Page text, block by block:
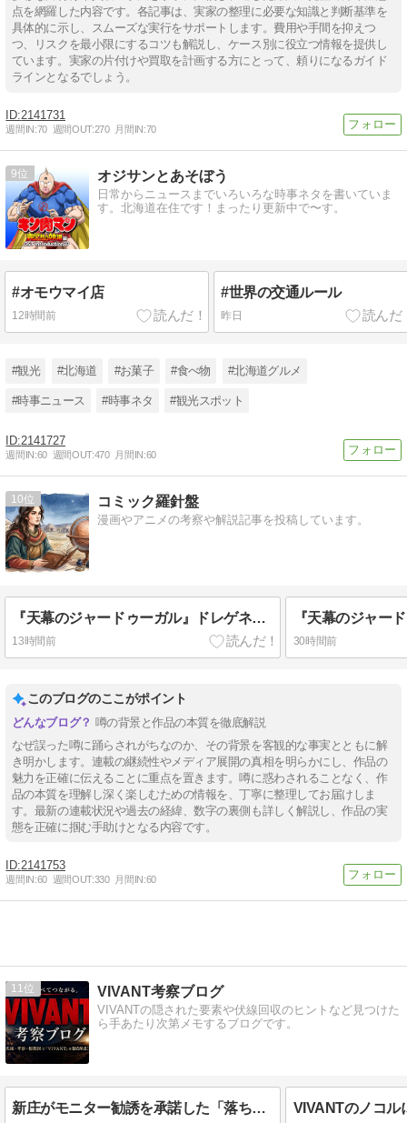
点を網羅した内容です。各記事は、実家の整理に必要な知識と判断基準を
具体的に示し、スムーズな実行をサポートします。費用や手間を抑えつ
つ、リスクを最小限にするコツも解説し、ケース別に役立つ情報を提供し
ています。実家の片付けや買取を計画する方にとって、頼りになるガイド
ラインとなるでしょう。
2141731
週間IN:70 週間OUT:270 月間IN:70
9 オジサンとあそぼう
日常からニュースまでいろいろな時事ネタを書いていま
す。北海道在住です！まったり更新中で〜す。
#オモウマイ店
12時間前
#世界の交通ルール
昨日
#観光 #北海道 #お菓子 #食べ物 #北海道グルメ
#時事ニュース #時事ネタ #観光スポット
2141727
週間IN:60 週間OUT:470 月間IN:60
10 コミック羅針盤
漫画やアニメの考察や解説記事を投稿しています。
​『天幕のジャードゥーガル』ドレゲネの壮絶な過去と生い立ちを解説！シタラと「嵐」を起こす共闘の絆と史実の結末
13時間前 30時間前
このブログのここがポイント
噂の背景と作品の本質を徹底解説
なぜ誤った噂に踊らされがちなのか、その背景を客観的な事実とともに解
き明かします。連載の継続性やメディア展開の真相を明らかにし、作品の
魅力を正確に伝えることに重点を置きます。噂に惑わされることなく、作
品の本質を理解し深く楽しむための情報を、丁寧に整理してお届けしま
す。最新の連載状況や過去の経緯、数字の裏側も詳しく解説し、作品の実
態を正確に掴む手助けとなる内容です。
2141753
週間IN:60 週間OUT:330 月間IN:60
11 VIVANT考察ブログ
VIVANTの隠された要素や伏線回収のヒントなど見つけた
ら手あたり次第メモするブログです。
新庄がモニター勧誘を承諾した「落ちた理由」